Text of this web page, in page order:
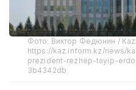
Фото: Виктор Федюнин /
https://kaz.inform.kz/news/
prezident-rezhep-tayip-
3b4342db